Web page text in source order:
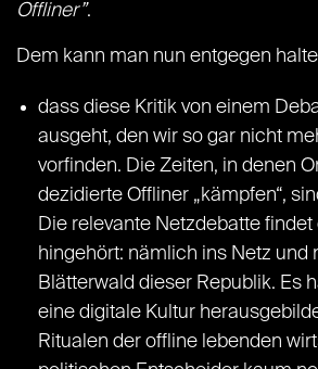
Offliner”.
Dem kann man nun entgegen
dass diese Kritik von einem
ausgeht, den wir so gar nicht
vorfinden. Die Zeiten, in denen
dezidierte Offliner „kämpfen“,
Die relevante Netzdebatte findet
hingehört: nämlich ins Netz und
Blätterwald dieser Republik. Es
eine digitale Kultur
Ritualen der offline lebenden